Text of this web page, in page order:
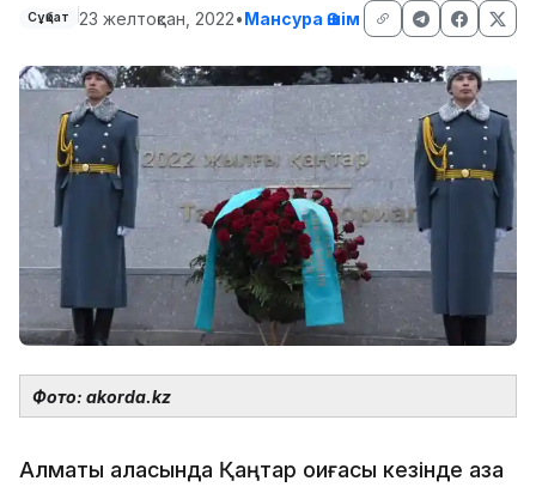
Сұқбат 23 желтоқсан, 2022•Мансура Әшім
Фото: akorda.kz
Алматы қаласында Қаңтар оқиғасы кезінде қаза